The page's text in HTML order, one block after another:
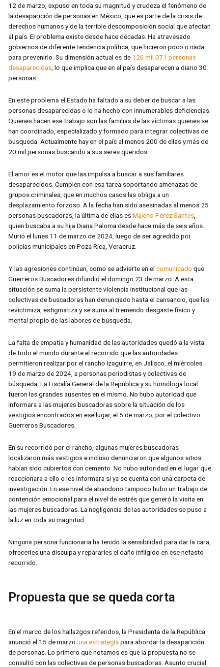
12 de marzo, expuso en toda su magnitud y crudeza el fenómeno de
la desaparición de personas en México, que es parte de la crisis de
derechos humanos y de la terrible descomposición social que afectan
al país. El problema existe desde hace décadas. Ha atravesado
gobiernos de diferente tendencia política, que hicieron poco o nada
para prevenirlo. Su dimensión actual es de 126 mil 071 personas
desaparecidas , lo que implica que en el país desaparecen a diario 30
personas.
En este problema el Estado ha faltado a su deber de buscar a las
personas desaparecidas o lo ha hecho con innumerables deficiencias.
Quienes hacen ese trabajo son las familias de las víctimas quienes se
han coordinado, especializado y formado para integrar colectivas de
búsqueda. Actualmente hay en el país al menos 200 de ellas y más de
20 mil personas buscando a sus seres queridos.
El amor es el motor que las impulsa a buscar a sus familiares
desaparecidos. Cumplen con esa tarea soportando amenazas de
grupos criminales, que en muchos casos las obliga a un
desplazamiento forzoso. A la fecha han sido asesinadas al menos 25
personas buscadoras, la última de ellas esMaleno Pérez Santes
quien buscaba a su hija Diana Paloma desde hace más de seis años.
Murió el lunes 11 de marzo de 2024, luego de ser agredido por
policías municipales en Poza Rica, Veracruz.
Y las agresiones continúan, como se advierte en elcomunicado que
Guerreros Buscadores difundió el domingo 23 de marzo. A esta
situación se suma la persistente violencia institucional que las
colectivas de buscadoras han denunciado hasta el cansancio, que las
revictimiza, estigmatiza y se suma al tremendo desgaste físico y
mental propio de las labores de búsqueda.
La falta de empatía y humanidad de las autoridades quedó a la vista
de todo el mundo durante el recorrido que las autoridades
permitieron realizar por el rancho Izaguirre, en Jalisco, el miércoles
19 de marzo de 2024, a personas periodistas y colectivas de
búsqueda. La Fiscalía General de la República y su homóloga local
fueron las grandes ausentes en el mismo. No hubo autoridad que
informara a las mujeres buscadoras sobre la situación de los
vestigios encontrados en ese lugar, el 5 de marzo, por el colectivo
Guerreros Buscadores.
En su recorrido por el rancho, algunas mujeres buscadoras
localizaron más vestigios e incluso denunciaron que algunos sitios
habían sido cubiertos con cemento. No hubo autoridad en el lugar que
reaccionara a ello o les informara si ya se cuenta con una carpeta de
investigación. En ese nivel de abandono tampoco hubo un trabajo de
contención emocional para el nivel de estrés que generó la visita en
las mujeres buscadoras. La negligencia de las autoridades se puso a
la luz en toda su magnitud.
Ninguna persona funcionaria ha tenido la sensibilidad para dar la cara,
ofrecerles una disculpa y repararles el daño infligido en ese nefasto
recorrido.
Propuesta que se queda corta
En el marco de los hallazgos referidos, la Presidenta de la República
anunció el 15 de marzo una estrategia para abordar la desaparición
de personas. Lo primero que notamos es que la propuesta no se
consultó con las colectivas de personas buscadoras. Asunto crucial